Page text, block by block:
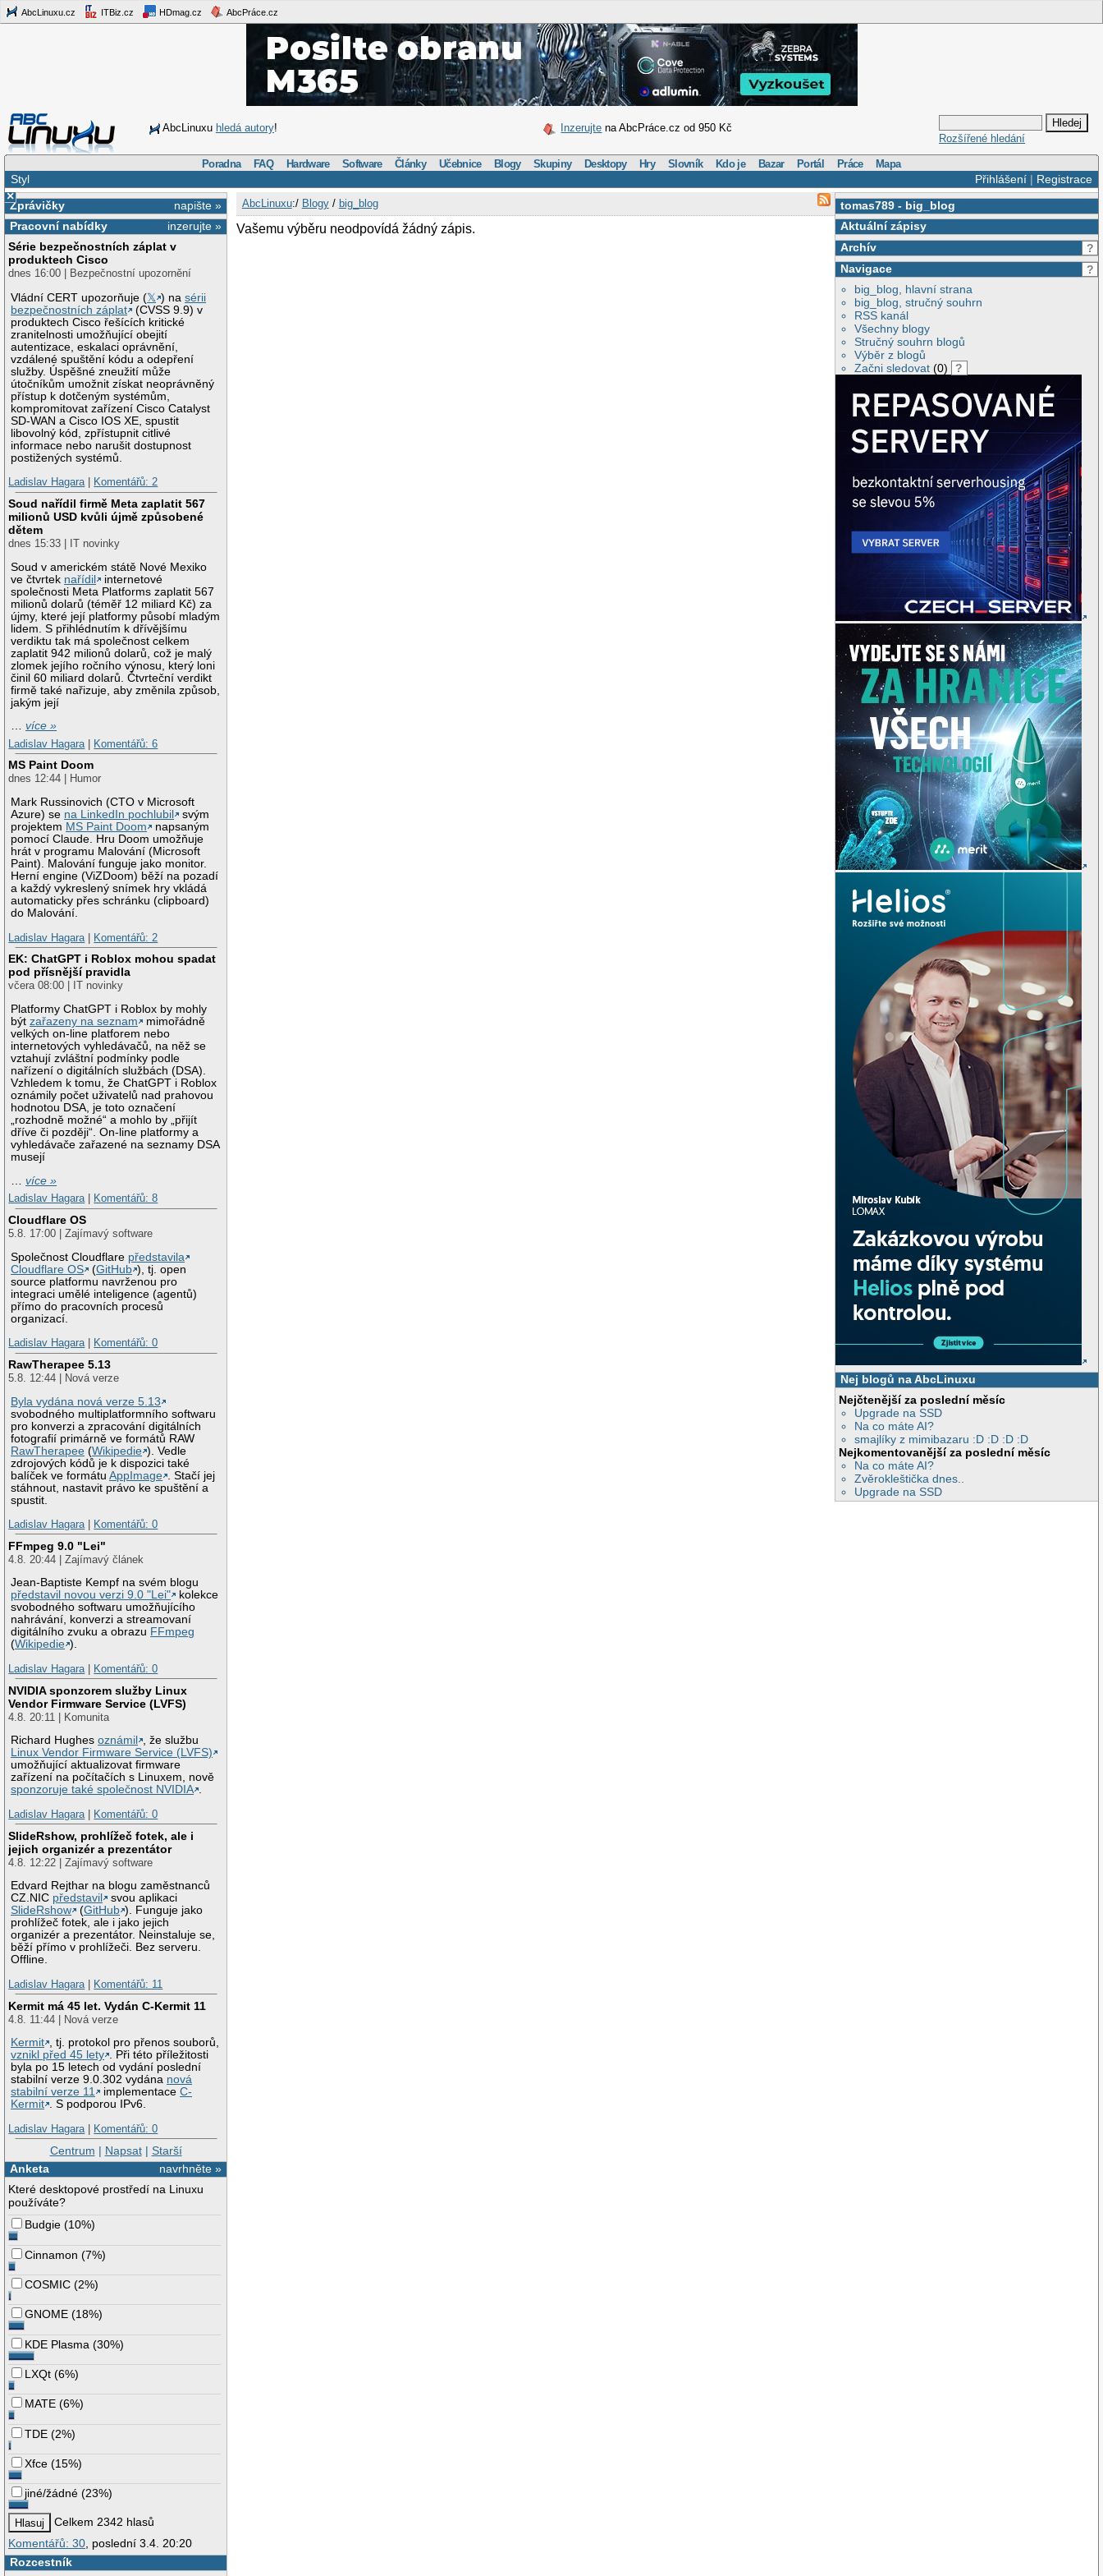
AbcLinuxu.cz ITBiz.cz HDmag.cz AbcPráce.cz
AbcLinuxu hledá autory! Inzerujte na AbcPráce.cz od 950 Kč
Rozšířené hledání
Poradna FAQ Hardware Software Články Učebnice Blogy Skupiny Desktopy Hry Slovník Kdo je Bazar Portál Práce Mapa
Přihlášení| Registrace
Styl
×
napište »
Zprávičky
inzerujte »
Pracovní nabídky
Série bezpečnostních záplat v
produktech Cisco
dnes 16:00 | Bezpečnostní upozornění
Vládní CERT upozorňuje (𝕏 ) nasérii
bezpečnostních záplat
(CVSS 9.9) v
produktech Cisco řešících kritické
zranitelnosti umožňující obejití
autentizace, eskalaci oprávnění,
vzdálené spuštění kódu a odepření
služby. Úspěšné zneužití může
útočníkům umožnit získat neoprávněný
přístup k dotčeným systémům,
kompromitovat zařízení Cisco Catalyst
SD-WAN a Cisco IOS XE, spustit
libovolný kód, zpřístupnit citlivé
informace nebo narušit dostupnost
postižených systémů.
Ladislav Hagara| Komentářů: 2
Soud nařídil firmě Meta zaplatit 567
milionů USD kvůli újmě způsobené
dětem
dnes 15:33 | IT novinky
Soud v americkém státě Nové Mexiko
ve čtvrtek nařídil
internetové
společnosti Meta Platforms zaplatit 567
milionů dolarů (téměř 12 miliard Kč) za
újmy, které její platformy působí mladým
lidem. S přihlédnutím k dřívějšímu
verdiktu tak má společnost celkem
zaplatit 942 milionů dolarů, což je malý
zlomek jejího ročního výnosu, který loni
činil 60 miliard dolarů. Čtvrteční verdikt
firmě také nařizuje, aby změnila způsob,
jakým její
…více »
Ladislav Hagara
Komentářů: 6
MS Paint Doom
dnes 12:44 | Humor
Mark Russinovich (CTO v Microsoft
Azure) se na LinkedIn pochlubil
svým
projektem MS Paint Doom
napsaným
pomocí Claude. Hru Doom umožňuje
hrát v programu Malování (Microsoft
Paint). Malování funguje jako monitor.
Herní engine (ViZDoom) běží na pozadí
a každý vykreslený snímek hry vkládá
automaticky přes schránku (clipboard)
do Malování.
Ladislav Hagara
Komentářů: 2
EK: ChatGPT i Roblox mohou spadat
pod přísnější pravidla
včera 08:00 | IT novinky
Platformy ChatGPT i Roblox by mohly
býtzařazeny na seznam
mimořádně
velkých on-line platforem nebo
internetových vyhledávačů, na něž se
vztahují zvláštní podmínky podle
nařízení o digitálních službách (DSA).
Vzhledem k tomu, že ChatGPT i Roblox
oznámily počet uživatelů nad prahovou
hodnotou DSA, je toto označení
„rozhodně možné“ a mohlo by „přijít
dříve či později“. On-line platformy a
vyhledávače zařazené na seznamy DSA
musejí
…více »
Ladislav Hagara| Komentářů: 8
Cloudflare OS
5.8. 17:00 | Zajímavý software
Společnost Cloudflare představila
Cloudflare OS
(GitHub ), tj. open
source platformu navrženou pro
integraci umělé inteligence (agentů)
přímo do pracovních procesů
organizací.
Ladislav Hagara| Komentářů: 0
RawTherapee 5.13
5.8. 12:44 | Nová verze
Byla vydána nová verze 5.13
svobodného multiplatformního softwaru
pro konverzi a zpracování digitálních
fotografií primárně ve formátů RAW
RawTherapee (Wikipedie ). Vedle
zdrojových kódů je k dispozici také
balíček ve formátuAppImage
. Stačí jej
stáhnout, nastavit právo ke spuštění a
spustit.
Ladislav Hagara| Komentářů: 0
FFmpeg 9.0 "Lei"
4.8. 20:44 | Zajímavý článek
Jean-Baptiste Kempf na svém blogu
představil novou verzi 9.0 "Lei"
kolekce
svobodného softwaru umožňujícího
nahrávání, konverzi a streamovaní
digitálního zvuku a obrazu FFmpeg
(Wikipedie ).
Ladislav Hagara| Komentářů: 0
NVIDIA sponzorem služby Linux
Vendor Firmware Service (LVFS)
4.8. 20:11 | Komunita
Richard Hughesoznámil
, že službu
Linux Vendor Firmware Service (LVFS)
umožňující aktualizovat firmware
zařízení na počítačích s Linuxem, nově
sponzoruje také společnost NVIDIA .
Ladislav Hagara| Komentářů: 0
SlideRshow, prohlížeč fotek, ale i
jejich organizér a prezentátor
4.8. 12:22 | Zajímavý software
Edvard Rejthar na blogu zaměstnanců
CZ.NIC představil
svou aplikaci
SlideRshow
(GitHub ). Funguje jako
prohlížeč fotek, ale i jako jejich
organizér a prezentátor. Neinstaluje se,
běží přímo v prohlížeči. Bez serveru.
Offline.
Ladislav Hagara| Komentářů: 11
Kermit má 45 let. Vydán C-Kermit 11
4.8. 11:44 | Nová verze
Kermit , tj. protokol pro přenos souborů,
vznikl před 45 lety . Při této příležitosti
byla po 15 letech od vydání poslední
stabilní verze 9.0.302 vydána nová
stabilní verze 11
implementaceC-
Kermit . S podporou IPv6.
Ladislav Hagara| Komentářů: 0
Centrum | Napsat| Starší
navrhněte »
Anketa
Které desktopové prostředí na Linuxu
používáte?
Budgie (10%)
Cinnamon (7%)
COSMIC (2%)
GNOME (18%)
KDE Plasma (30%)
LXQt (6%)
MATE (6%)
TDE (2%)
Xfce (15%)
jiné/žádné (23%)
Celkem 2342 hlasů
Komentářů: 30 , poslední 3.4. 20:20
Rozcestník
tomas789- big_blog
Aktuální zápisy
?
Archív
?
Navigace
big_blog, hlavní strana
big_blog, stručný souhrn
RSS kanál
Všechny blogy
Stručný souhrn blogů
Výběr z blogů
Začni sledovat (0) ?
Nej blogů na AbcLinuxu
Nejčtenější za poslední měsíc
Upgrade na SSD
Na co máte AI?
smajlíky z mimibazaru :D :D :D :D
Nejkomentovanější za poslední měsíc
Na co máte AI?
Zvěrokleštička dnes..
Upgrade na SSD
AbcLinuxu:/ Blogy/ big_blog
Vašemu výběru neodpovídá žádný zápis.